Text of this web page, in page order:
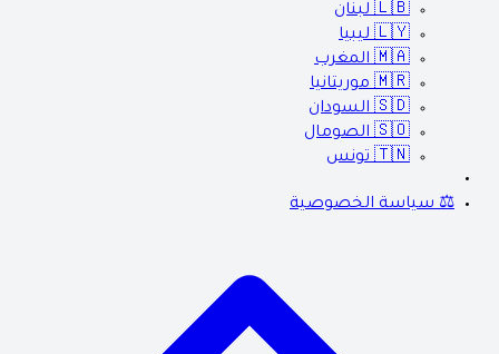
🇱🇧 لبنان
🇱🇾 ليبيا
🇲🇦 المغرب
🇲🇷 موريتانيا
🇸🇩 السودان
🇸🇴 الصومال
🇹🇳 تونس
⚖️ سياسة الخصوصية